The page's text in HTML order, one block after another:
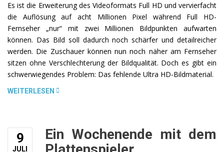
Es ist die Erweiterung des Videoformats Full HD und vervierfacht
die Auflösung auf acht Millionen Pixel während Full HD-
Fernseher „nur“ mit zwei Millionen Bildpunkten aufwarten
können. Das Bild soll dadurch noch schärfer und detailreicher
werden. Die Zuschauer können nun noch näher am Fernseher
sitzen ohne Verschlechterung der Bildqualität. Doch es gibt ein
schwerwiegendes Problem: Das fehlende Ultra HD-Bildmaterial.
WEITERLESEN „ULTRA
ICH
DAS?“
9
JULI
Ein Wochenende mit dem